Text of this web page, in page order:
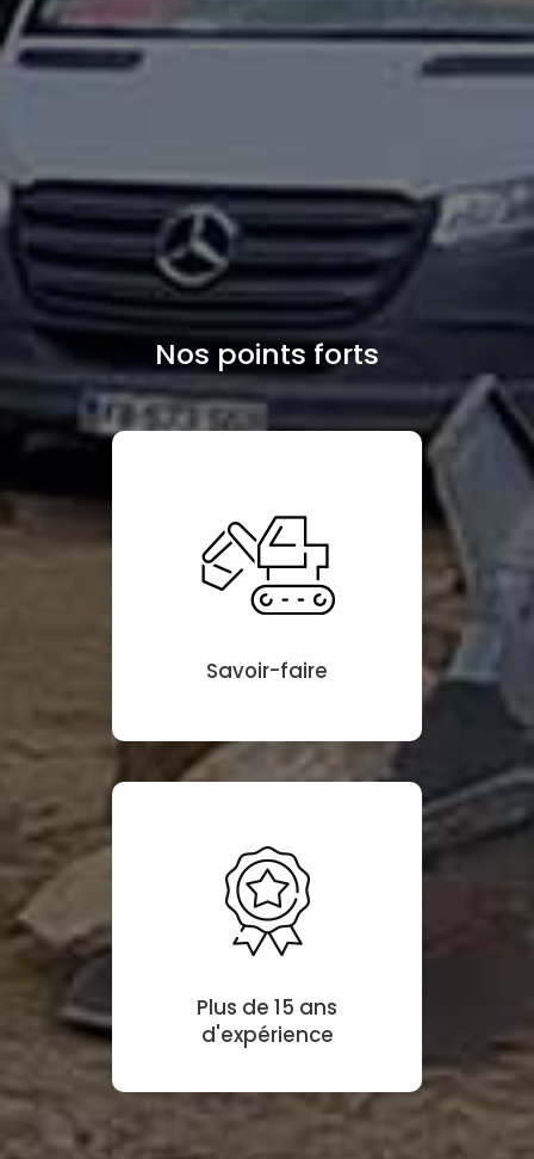
Nos points forts
Savoir-faire
Plus de 15 ans
d'expérience